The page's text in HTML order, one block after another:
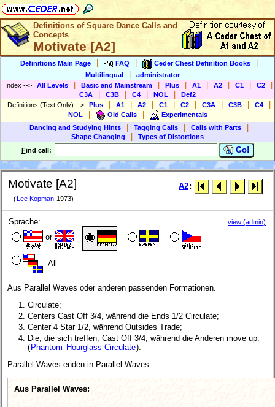
Definitions of Square Dance Calls and
Concepts
Motivate [A2]
Definitions Main Page FAQ Ceder Chest Definition Books
Multilingual
administrator
Index --> All Levels Basic and Mainstream Plus A1 A2 C1 C2
C3A C3B C4 NOL
Def2
Definitions (Text Only) --> Plus A1 A2 C1 C2 C3A C3B C4
NOL Old Calls
Experimentals
Dancing and Studying Hints
Tagging Calls Calls with Parts
Shape Changing
Types of Distortions
Find call: Go!
Motivate [A2]
( Lee Kopman 1973)
A2:
Sprache:
or
All
view (admin)
Aus Parallel Waves oder anderen passenden Formationen.
Circulate;
Centers Cast Off 3/4, während die Ends 1/2 Circulate;
Center 4 Star 1/2, während Outsides Trade;
Die, die sich treffen, Cast Off 3/4, während die Anderen move up.
( Phantom Hourglass Circulate).
Parallel Waves enden in Parallel Waves.
Aus Parallel Waves: